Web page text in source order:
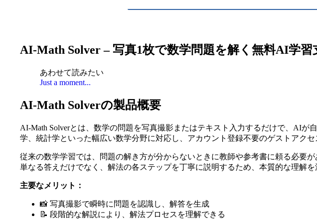
AI-Math Solver – 写真1枚で数学問題を解く無料AI学習
あわせて読みたい
Just a moment...
AI-Math Solverの製品概要
AI-Math Solverとは、数学の問題を写真撮影またはテキスト入力するだけで、AI
学、統計学といった幅広い数学分野に対応し、アカウント登録不要のゲストアク
従来の数学学習では、問題の解き方が分からないときに教師や参考書に頼る必要
単なる答えだけでなく、解法の各ステップを丁寧に説明するため、本質的な理解を
主要なメリット：
📸 写真撮影で瞬時に問題を認識し、解答を生成
📝 段階的な解説により、解法プロセスを理解できる